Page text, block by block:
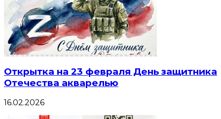
Открытка на 23 февраля День защитника
Отечества акварелью
16.02.2026